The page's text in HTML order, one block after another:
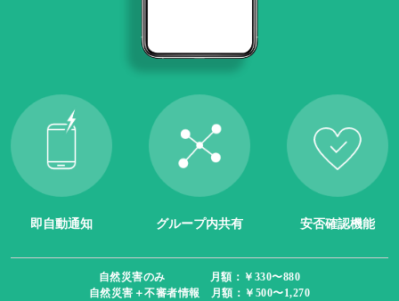
即自動通知 グループ内共有 安否確認機能
自然災害のみ 月額：￥330〜880
自然災害＋不審者情報 月額：￥500〜1,270